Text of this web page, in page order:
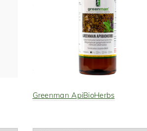
Greenman ApiBioHerbs